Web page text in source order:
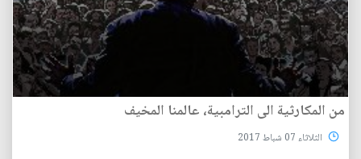
من المكارثية الى الترامبية، عالمنا المخيف
الثلاثاء 07 شباط 2017